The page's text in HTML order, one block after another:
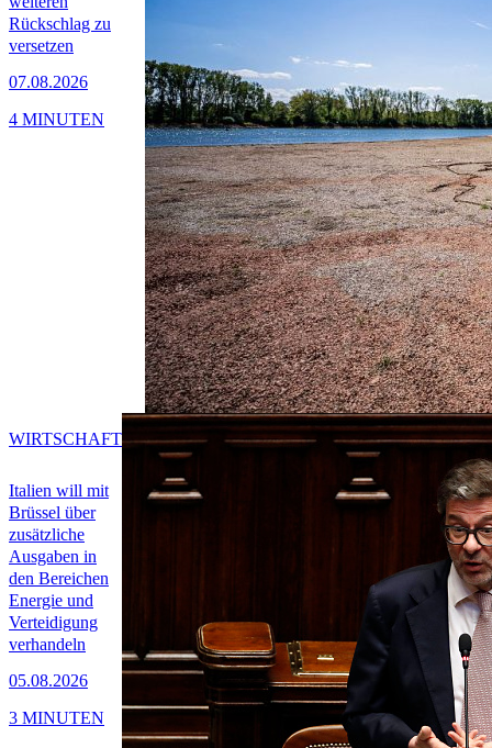
Rückschlag zu
versetzen
07.08.2026
4 MINUTEN
Italien will mit
Brüssel über
zusätzliche
Ausgaben in
den Bereichen
Energie und
Verteidigung
verhandeln
05.08.2026
WIRTSCHAFT
3 MINUTEN